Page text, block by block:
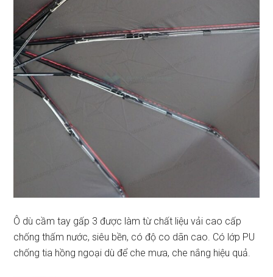
Ô dù cầm tay gấp 3 được làm từ chất liệu vải cao cấp
chống thấm nước, siêu bền, có độ co dãn cao. Có lớp PU
chống tia hồng ngoại dù để che mưa, che nắng hiệu quả.